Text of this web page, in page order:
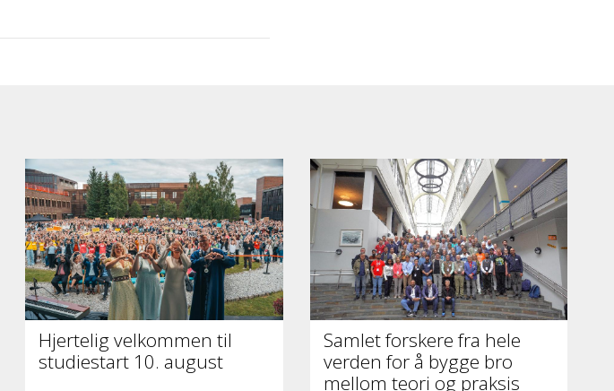
Hjertelig velkommen til
studiestart 10. august
Samlet forskere fra hele
verden for å bygge bro
mellom teori og praksis